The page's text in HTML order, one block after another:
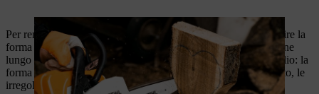
Per rendere tridimensionale il tuo cuore di legno fai da te, rifinire la
forma usando la punta della guida e farla scorrere con attenzione
lungo i bordi della figura. Una nota per i principianti dell'intaglio: la
forma non deve essere perfetta. Levigando la scultura in seguito, le
irregolarità possono essere ulteriormente sistemate.